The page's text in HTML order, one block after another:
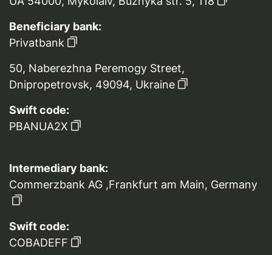
Beneficiary bank:
Privatbank
50, Naberezhna Peremogy Street,
Dnipropetrovsk, 49094, Ukraine
Swift code:
PBANUA2X
Intermediary bank:
Commerzbank AG ,Frankfurt am Main, Germany
Swift code:
COBADEFF